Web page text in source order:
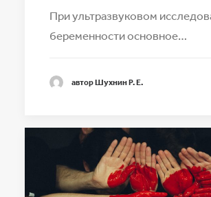
При ультразвуковом
беременности основное…
автор Шухнин Р. Е.